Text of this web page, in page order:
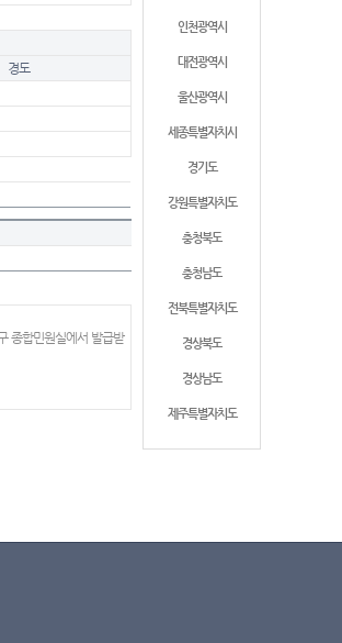
인천광역시
대전광역시
울산광역시
세종특별자치시
경기도
강원특별자치도
충청북도
충청남도
전북특별자치도
경상북도
경상남도
제주특별자치도
경도
종합민원실에서 발급받